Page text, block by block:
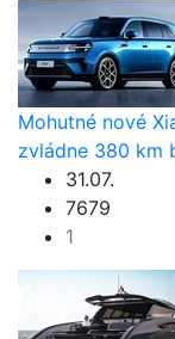
Mohutné nové
zvládne 380 km
31.07.
7679
1